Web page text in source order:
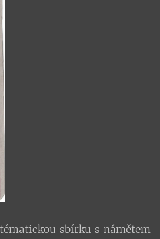
sbírku s námětem